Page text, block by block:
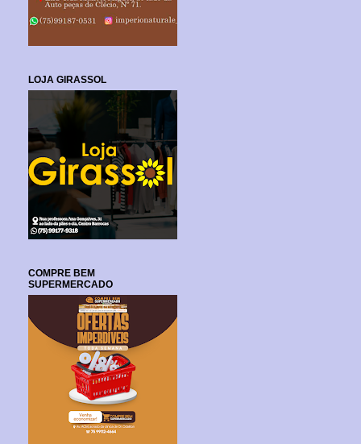
LOJA GIRASSOL
COMPRE BEM
SUPERMERCADO